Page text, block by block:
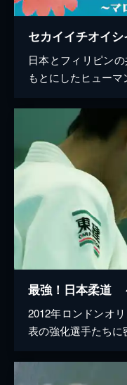
セカイイチオイ
日本とフィリピン
もとにしたヒューマ
2012年ロンドンオ
表の強化選手たちに